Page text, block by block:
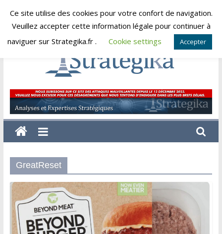
Skip
samedi, août 8, 2026
Strategika
Expertise
et
Analyses
GreatReset
Ce site utilise des cookies pour votre confort de navigation.
Veuillez accepter cette information légale pour continuer à
naviguer sur Strategika.fr .
Cookie settings Accepter